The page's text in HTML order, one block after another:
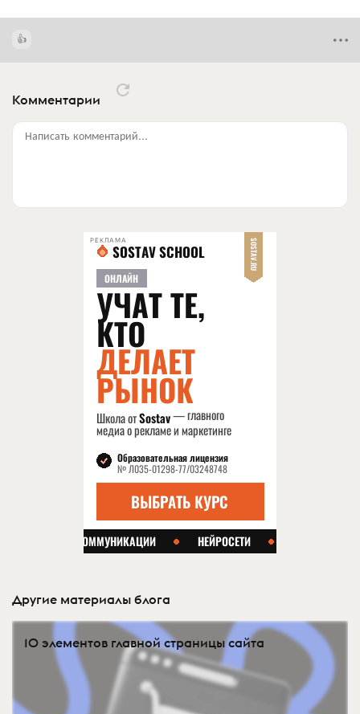
Комментарии
Написать комментарий...
РЕКЛАМА
Другие материалы блога
10 элементов главной страницы сайта